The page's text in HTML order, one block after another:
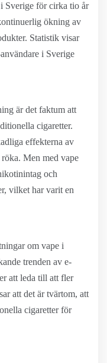
Sverige för cirka tio år
ökning av
Statistik visar
i Sverige
är det faktum att
cigaretter.
effekterna av
Men med vape
och
vilket har varit en
om vape i
trenden av e-
att leda till att fler
att det är tvärtom, att
cigaretter för